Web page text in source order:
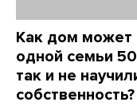
Как дом может
одной семьи
так и не
собственность?